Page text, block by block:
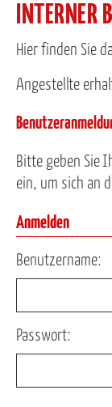
INTERNER
Hier finden Sie
Angestellte
Bitte geben Sie
ein, um sich an
Anmelden
Benutzername:
Passwort: